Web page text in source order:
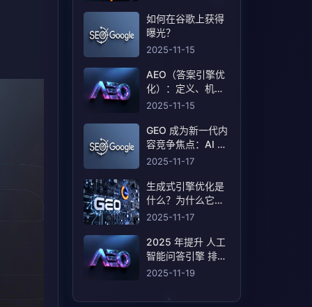
如何在谷歌上获得
曝光？
2025-11-15
AEO（答案引擎优
化）：定义、机制
和策略基线
2025-11-15
GEO 成为新一代内
容竞争焦点：AI 搜
索重塑曝光规则
2025-11-17
生成式引擎优化是
什么？为什么它会
成为搜索行业的下
2025-11-17
2025 年提升 人工
智能问答引擎 排名
(AEO)的 12 个行之
2025-11-19